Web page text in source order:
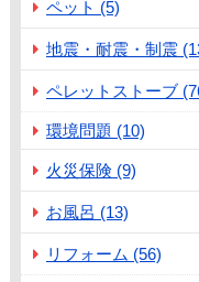
ペット (5)
地震・耐震・制震
ペレットストーブ
環境問題 (10)
火災保険 (9)
お風呂 (13)
リフォーム (56)